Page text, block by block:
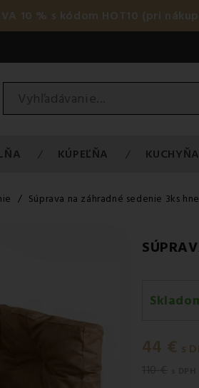
10 % s kódom HOT10 (pri
KÚPEĽŇA KUCHYŇA
Súprava na záhradné sedenie 3ks
44 € s